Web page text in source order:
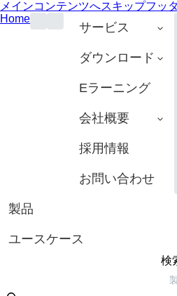
メインコンテンツへスキップフッ
Home
サービス
ダウンロード
Eラーニング
会社概要
採用情報
お問い合わせ
製品
ユースケース
検